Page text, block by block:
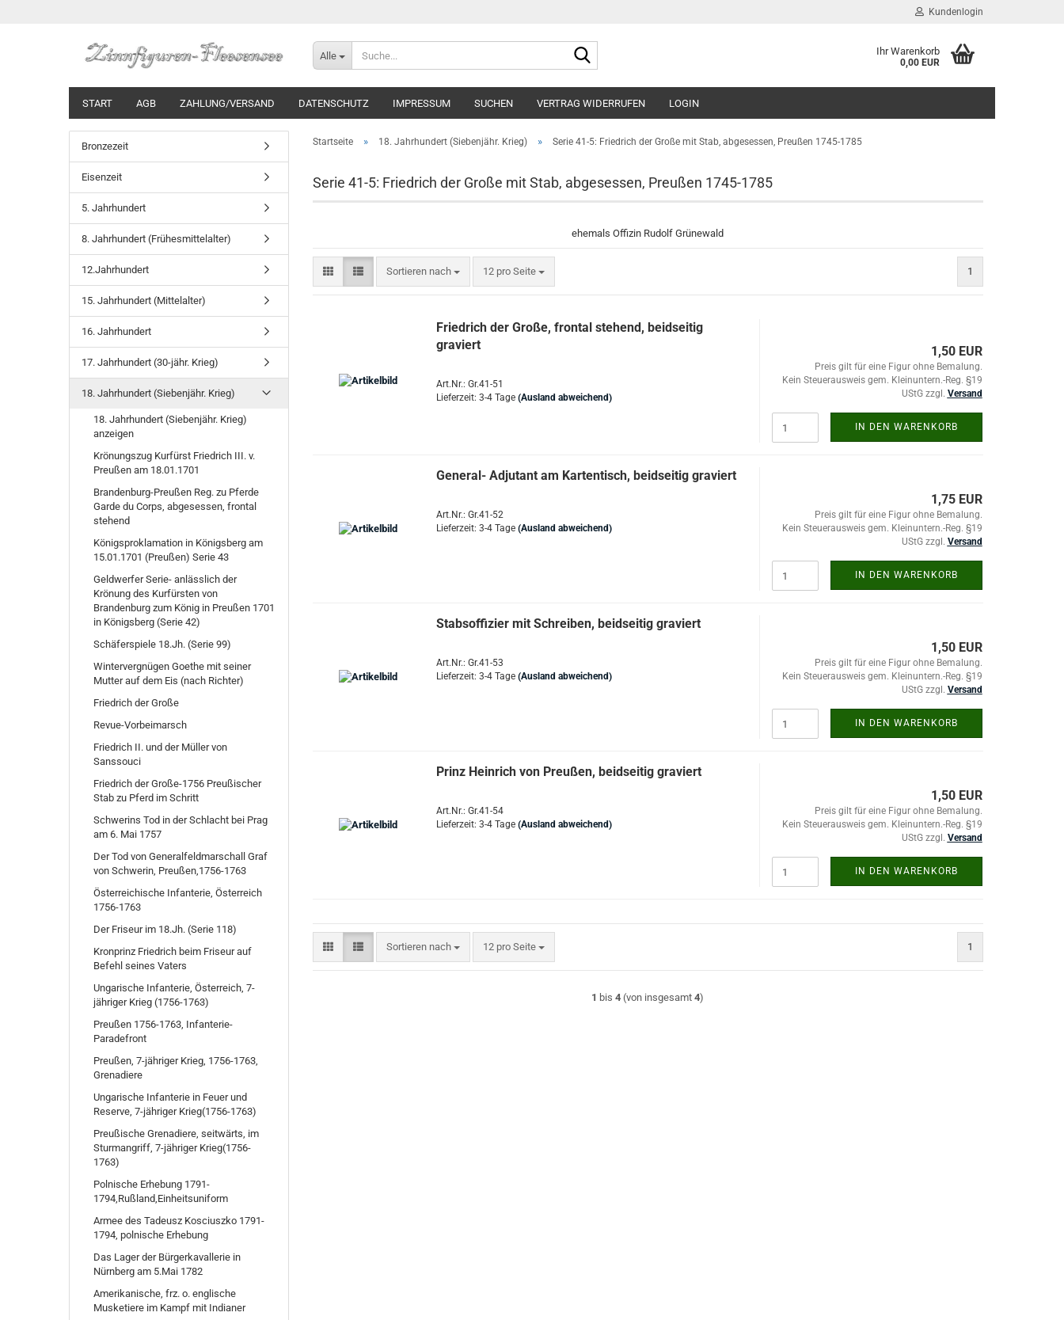
Kundenlogin
Passwort
Passwort vergessen?
Alle Ihr Warenkorb
0,00 EUR
START AGB ZAHLUNG/VERSAND DATENSCHUTZ IMPRESSUM SUCHEN VERTRAG WIDERRUFEN LOGIN
Startseite » 18. Jahrhundert (Siebenjähr. Krieg) » Serie 41-5: Friedrich der Große mit Stab, abgesessen, Preußen 1745-1785
Serie 41-5: Friedrich der Große mit Stab, abgesessen, Preußen 1745-1785
ehemals Offizin Rudolf Grünewald
Sortieren nach
Sortieren nach 12 pro Seite
pro Seite 1
Friedrich der Große, frontal stehend, beidseitig
graviert
Art.Nr.: Gr.41-51
Lieferzeit: 3-4 Tage (Ausland abweichend)
1,50 EUR
Preis gilt für eine Figur ohne Bemalung.
Kein Steuerausweis gem. Kleinuntern.-Reg. §19
UStG zzgl. Versand
IN DEN WARENKORB
General- Adjutant am Kartentisch, beidseitig graviert
Art.Nr.: Gr.41-52
Lieferzeit: 3-4 Tage (Ausland abweichend)
1,75 EUR
Preis gilt für eine Figur ohne Bemalung.
Kein Steuerausweis gem. Kleinuntern.-Reg. §19
UStG zzgl. Versand
IN DEN WARENKORB
Stabsoffizier mit Schreiben, beidseitig graviert
Art.Nr.: Gr.41-53
Lieferzeit: 3-4 Tage (Ausland abweichend)
1,50 EUR
Preis gilt für eine Figur ohne Bemalung.
Kein Steuerausweis gem. Kleinuntern.-Reg. §19
UStG zzgl. Versand
IN DEN WARENKORB
Prinz Heinrich von Preußen, beidseitig graviert
Art.Nr.: Gr.41-54
Lieferzeit: 3-4 Tage (Ausland abweichend)
1,50 EUR
Preis gilt für eine Figur ohne Bemalung.
Kein Steuerausweis gem. Kleinuntern.-Reg. §19
UStG zzgl. Versand
IN DEN WARENKORB
Sortieren nach
Sortieren nach 12 pro Seite
pro Seite 1
1 bis4 (von insgesamt4)
Bronzezeit
Eisenzeit
5. Jahrhundert
8. Jahrhundert (Frühesmittelalter)
12.Jahrhundert
15. Jahrhundert (Mittelalter)
16. Jahrhundert
17. Jahrhundert (30-jähr. Krieg)
18. Jahrhundert (Siebenjähr. Krieg)
18. Jahrhundert (Siebenjähr. Krieg)
anzeigen
Krönungszug Kurfürst Friedrich III. v.
Preußen am 18.01.1701
Brandenburg-Preußen Reg. zu Pferde
Garde du Corps, abgesessen, frontal
stehend
Königsproklamation in Königsberg am
15.01.1701 (Preußen) Serie 43
Geldwerfer Serie- anlässlich der
Krönung des Kurfürsten von
Brandenburg zum König in Preußen 1701
in Königsberg (Serie 42)
Schäferspiele 18.Jh. (Serie 99)
Wintervergnügen Goethe mit seiner
Mutter auf dem Eis (nach Richter)
Friedrich der Große
Revue-Vorbeimarsch
Friedrich II. und der Müller von
Sanssouci
Friedrich der Große-1756 Preußischer
Stab zu Pferd im Schritt
Schwerins Tod in der Schlacht bei Prag
am 6. Mai 1757
Der Tod von Generalfeldmarschall Graf
von Schwerin, Preußen,1756-1763
Österreichische Infanterie, Österreich
1756-1763
Der Friseur im 18.Jh. (Serie 118)
Kronprinz Friedrich beim Friseur auf
Befehl seines Vaters
Ungarische Infanterie, Österreich, 7-
jähriger Krieg (1756-1763)
Preußen 1756-1763, Infanterie-
Paradefront
Preußen, 7-jähriger Krieg, 1756-1763,
Grenadiere
Ungarische Infanterie in Feuer und
Reserve, 7-jähriger Krieg(1756-1763)
Preußische Grenadiere, seitwärts, im
Sturmangriff, 7-jähriger Krieg(1756-
1763)
Polnische Erhebung 1791-
1794,Rußland,Einheitsuniform
Armee des Tadeusz Kosciuszko 1791-
1794, polnische Erhebung
Das Lager der Bürgerkavallerie in
Nürnberg am 5.Mai 1782
Amerikanische, frz. o. englische
Musketiere im Kampf mit Indianer